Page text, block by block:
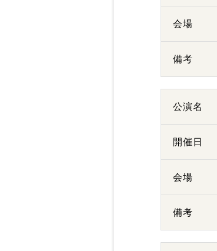
会場
備考
公演名
開催日
会場
備考